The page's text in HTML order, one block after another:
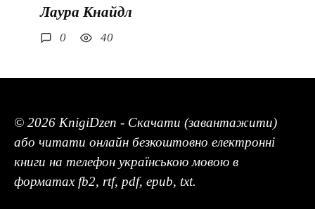
Лаура Кнайдл
0 40
© 2026 KnigiDzen - Скачати (завантажити)
або читати онлайн безкоштовно електронні
книги на телефон українською мовою в
форматах fb2, rtf, pdf, epub, txt.